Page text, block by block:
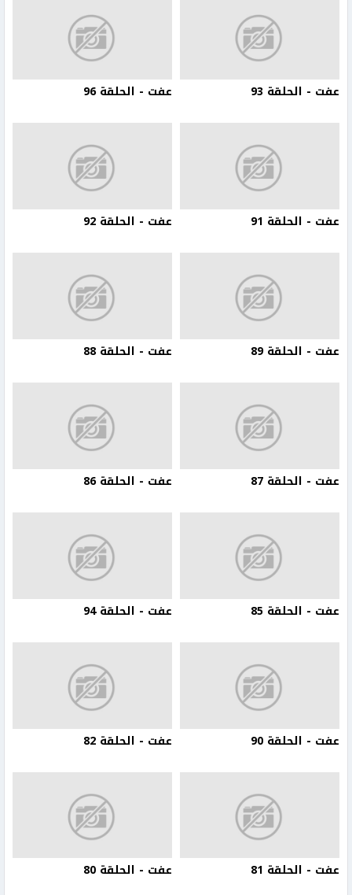
عفت - الحلقة 93 عفت - الحلقة 96
عفت - الحلقة 91 عفت - الحلقة 92
عفت - الحلقة 89 عفت - الحلقة 88
عفت - الحلقة 87 عفت - الحلقة 86
عفت - الحلقة 85 عفت - الحلقة 94
عفت - الحلقة 90 عفت - الحلقة 82
عفت - الحلقة 81 عفت - الحلقة 80